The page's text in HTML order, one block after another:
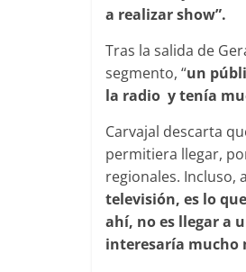
a realizar show”.
Tras la salida de
segmento, “un
la radio y tenía
Carvajal descarta
permitiera llegar,
regionales. Incluso,
televisión, es lo
ahí, no es llegar a
interesaría mucho